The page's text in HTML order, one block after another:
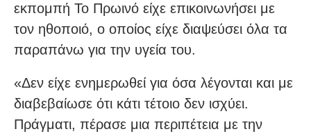
εκπομπή Το Πρωινό είχε επικοινωνήσει με
τον ηθοποιό, ο οποίος είχε διαψεύσει όλα τα
παραπάνω για την υγεία του.
«Δεν είχε ενημερωθεί για όσα λέγονται και με
διαβεβαίωσε ότι κάτι τέτοιο δεν ισχύει.
Πράγματι, πέρασε μια περιπέτεια με την